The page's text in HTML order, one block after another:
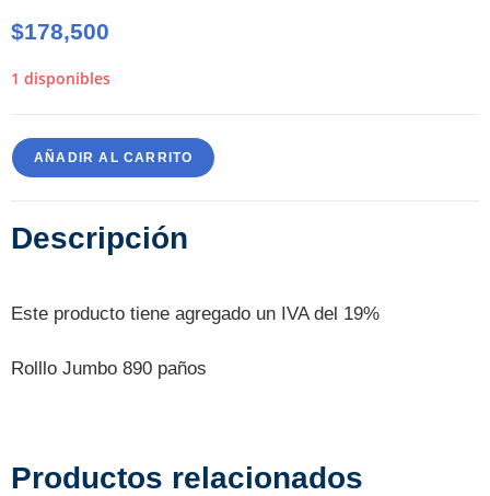
$178,500
1 disponibles
AÑADIR AL CARRITO
Descripción
Este producto tiene agregado un IVA del 19%
Rolllo Jumbo 890 paños
Productos relacionados